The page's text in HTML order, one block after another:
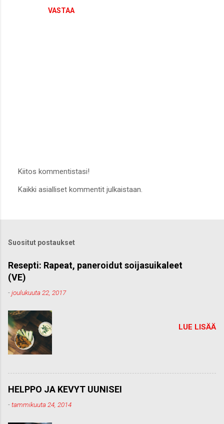
VASTAA
ä
o
m
e
n
Kiitos kommentistasi!
Kaikki asialliset kommentit julkaistaan.
Suositut postaukset
Resepti: Rapeat, paneroidut soijasuikaleet
(VE)
-joulukuuta 22, 2017
LUE LISÄÄ
HELPPO JA KEVYT UUNISEI
-tammikuuta 24, 2014